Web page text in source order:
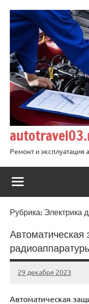
содержимому
Ремонт и эксплуатация
Рубрика: Электрика
Автоматическая
29 декабря 2023
autotravel03
Нет
Автоматическая